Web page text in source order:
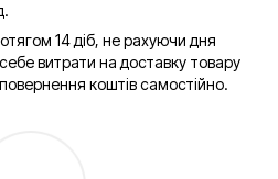
14 діб, не рахуючи дня
витрати на доставку товару
коштів самостійно.